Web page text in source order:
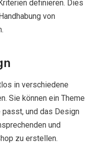
definieren. Dies
von
in verschiedene
Sie können ein Theme
und das Design
und
zu erstellen.